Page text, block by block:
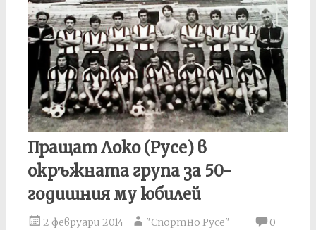
Пращат Локо (Русе) в
окръжната група за 50-
годишния му юбилей
2 февруари 2014 "Спортно Русе"
0